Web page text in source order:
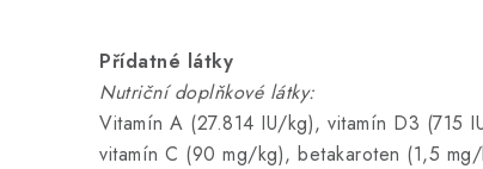
Přídatné látky
Nutriční doplňkové látky:
Vitamín A (27.814 IU/kg), vitamín D3 (715
vitamín C (90 mg/kg), betakaroten (1,5